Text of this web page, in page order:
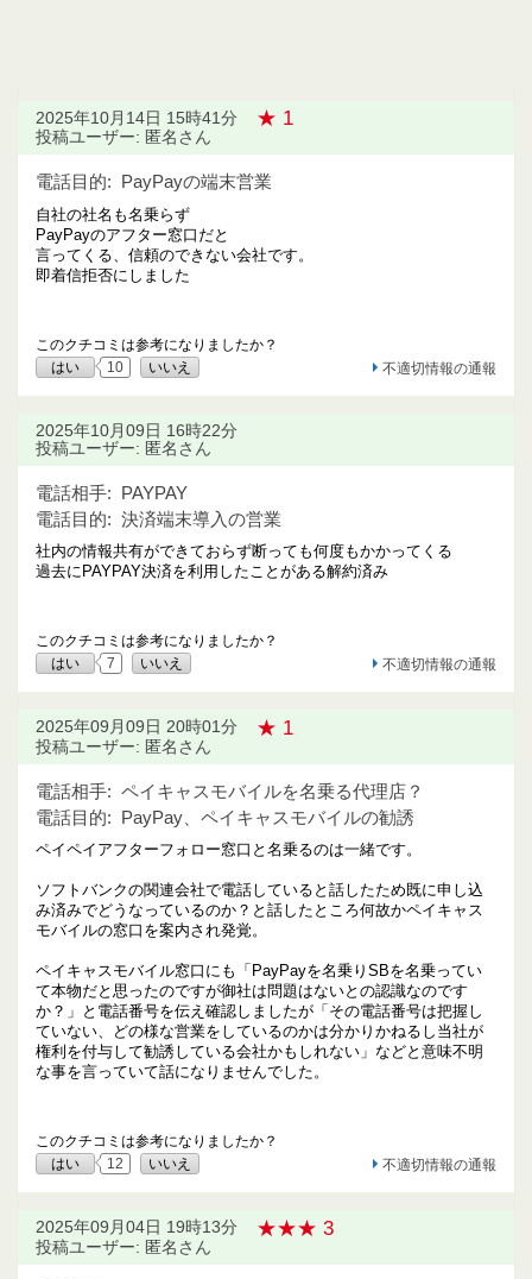
2025年10月14日 15時41分 ★ 1
投稿ユーザー: 匿名さん
電話目的: PayPayの端末営業
自社の社名も名乗らず
PayPayのアフター窓口だと
言ってくる、信頼のできない会社です。
即着信拒否にしました
このクチコミは参考になりましたか？
はい
10 いいえ 不適切情報の通報
2025年10月09日 16時22分
投稿ユーザー: 匿名さん
電話相手: PAYPAY
電話目的: 決済端末導入の営業
社内の情報共有ができておらず断っても何度もかかってくる
過去にPAYPAY決済を利用したことがある解約済み
このクチコミは参考になりましたか？
はい
7 いいえ 不適切情報の通報
2025年09月09日 20時01分 ★ 1
投稿ユーザー: 匿名さん
電話相手: ペイキャスモバイルを名乗る代理店？
電話目的: PayPay、ペイキャスモバイルの勧誘
ペイペイアフターフォロー窓口と名乗るのは一緒です。
ソフトバンクの関連会社で電話していると話したため既に申し込
み済みでどうなっているのか？と話したところ何故かペイキャス
モバイルの窓口を案内され発覚。
ペイキャスモバイル窓口にも「PayPayを名乗りSBを名乗ってい
て本物だと思ったのですが御社は問題はないとの認識なのです
か？」と電話番号を伝え確認しましたが「その電話番号は把握し
ていない、どの様な営業をしているのかは分かりかねるし当社が
権利を付与して勧誘している会社かもしれない」などと意味不明
な事を言っていて話になりませんでした。
このクチコミは参考になりましたか？
はい
12 いいえ 不適切情報の通報
2025年09月04日 19時13分 ★★★ 3
投稿ユーザー: 匿名さん